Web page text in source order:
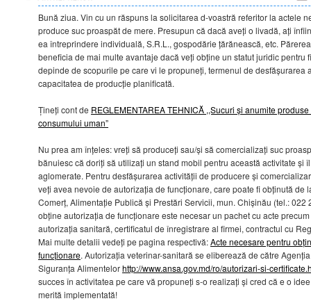
Bună ziua. Vin cu un răspuns la solicitarea d-voastră referitor la actele
produce suc proaspăt de mere. Presupun că dacă aveți o livadă, ați
ea întreprindere individuală, S.R.L., gospodărie țărănească, etc.
beneficia de mai multe avantaje dacă veți obține un statut juridic pentru
depinde de scopurile pe care vi le propuneți, termenul de desfășurarea
capacitatea de producție planificată.
Țineți cont de REGLEMENTAREA TEHNICĂ ,,Sucuri și anumite
consumului uman”
Nu prea am înțeles: vreți să produceți sau/și să comercializați suc
bănuiesc că doriți să utilizați un stand mobil pentru această activitate și
aglomerate. Pentru desfășurarea activității de producere și
veți avea nevoie de autorizația de funcționare, care poate fi obținută de
Comerț, Alimentație Publică și Prestări Servicii, mun. Chișinău (tel.: 022
obține autorizația de funcționare este necesar un pachet cu acte
autorizația sanitară, certificatul de înregistrare al firmei, contractul cu
Mai multe detalii vedeți pe pagina respectivă:Acte necesare pentru
funcționare. Autorizația veterinar-sanitară se eliberează de către
Siguranța Alimentelorhttp://www.ansa.gov.md/ro/autorizari-si-
succes în activitatea pe care vă propuneți s-o realizați și cred că e o
merită implementată!